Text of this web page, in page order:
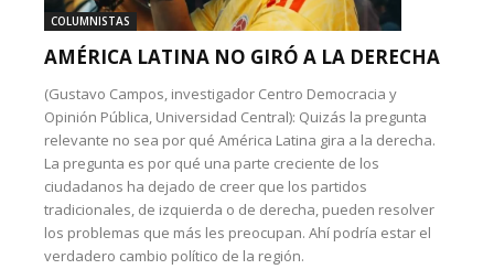
COLUMNISTAS
AMÉRICA LATINA NO GIRÓ A LA DERECHA
(Gustavo Campos, investigador Centro Democracia y
Opinión Pública, Universidad Central): Quizás la pregunta
relevante no sea por qué América Latina gira a la derecha.
La pregunta es por qué una parte creciente de los
ciudadanos ha dejado de creer que los partidos
tradicionales, de izquierda o de derecha, pueden resolver
los problemas que más les preocupan. Ahí podría estar el
verdadero cambio político de la región.